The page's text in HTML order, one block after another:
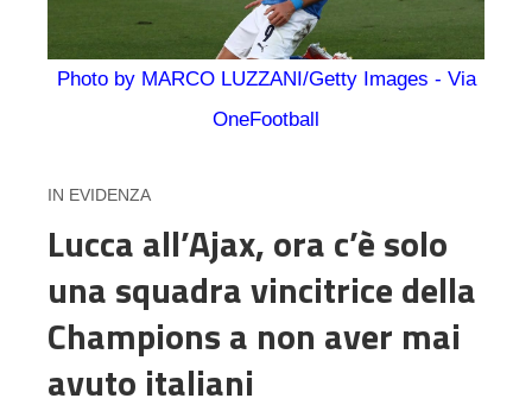
Photo by MARCO LUZZANI/Getty Images - Via
OneFootball
IN EVIDENZA
Lucca all’Ajax, ora c’è solo
una squadra vincitrice della
Champions a non aver mai
avuto italiani